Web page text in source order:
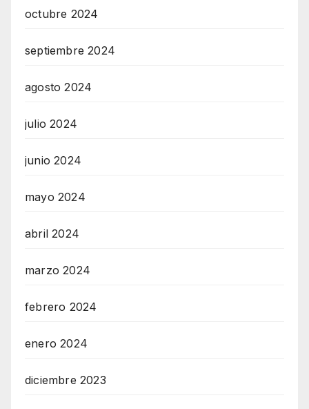
octubre 2024
septiembre 2024
agosto 2024
julio 2024
junio 2024
mayo 2024
abril 2024
marzo 2024
febrero 2024
enero 2024
diciembre 2023